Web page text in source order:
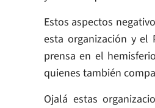
Estos aspectos
esta organización y el
prensa en el
quienes también
Ojalá estas